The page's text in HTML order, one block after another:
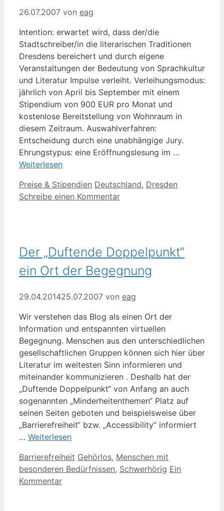
26.07.2007 von eag
Intention: erwartet wird, dass der/die
Stadtschreiber/in die literarischen Traditionen
Dresdens bereichert und durch eigene
Veranstaltungen der Bedeutung von Sprachkultur
und Literatur Impulse verleiht. Verleihungsmodus:
jährlich von April bis September mit einem
Stipendium von 900 EUR pro Monat und
kostenlose Bereitstellung von Wohnraum in
diesem Zeitraum. Auswahlverfahren:
Entscheidung durch eine unabhängige Jury.
Ehrungstypus: eine Eröffnungslesung im …
Weiterlesen
Kategorien
Preise & Stipendien Schlagwörter
Deutschland, Dresden
Schreibe einen Kommentar
Der „Duftende Doppelpunkt“
ein Ort der Begegnung
29.04.201425.07.2007 von eag
Wir verstehen das Blog als einen Ort der
Information und entspannten virtuellen
Begegnung. Menschen aus den unterschiedlichen
gesellschaftlichen Gruppen können sich hier über
Literatur im weitesten Sinn informieren und
miteinander kommunizieren . Deshalb hat der
„Duftende Doppelpunkt“ von Anfang an auch
sogenannten „Minderheitenthemen“ Platz auf
seinen Seiten geboten und beispielsweise über
„Barrierefreiheit“ bzw. „Accessibility“ informiert
… Weiterlesen
Kategorien
Barrierefreiheit Schlagwörter
Gehörlos, Menschen mit
besonderen Bedürfnissen, Schwerhörig Ein
Kommentar